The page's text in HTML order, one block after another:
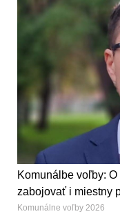
Komunálbe voľby:
zabojovať i miestny
Komunálne voľby 2026